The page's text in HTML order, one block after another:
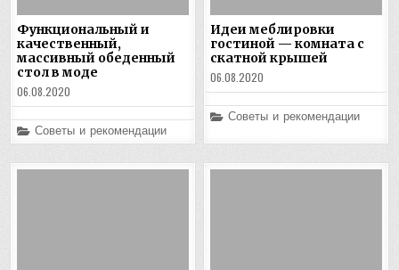
Функциональный и
качественный,
массивный обеденный
стол в моде
06.08.2020
Posted
in
Советы и рекомендации
Идеи меблировки
гостиной — комната с
скатной крышей
06.08.2020
Posted
Советы и рекомендации